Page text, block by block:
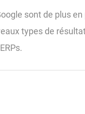
sont de plus
types de